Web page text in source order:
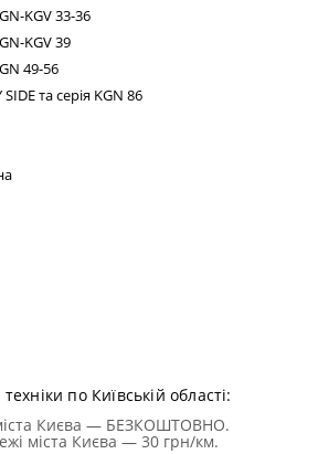
-KGV33-36
-KGV39
49-56
SIDEта серія KGN 86
по Київській області:
Києва — БЕЗКОШТОВНО.
міста Києва — 30 грн/км.